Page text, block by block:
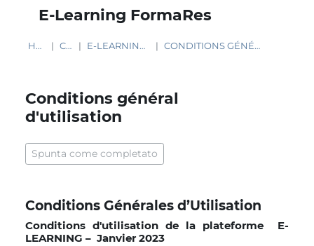
E-Learning FormaRes
HOME CORSI E-LEARNING FORMARES CONDITIONS GÉNÉRAL D'UTILISATION
Conditions général
d'utilisation
Spunta come completato
Conditions Générales d’Utilisation
Conditions d'utilisation de la plateforme E-
LEARNING – Janvier 2023